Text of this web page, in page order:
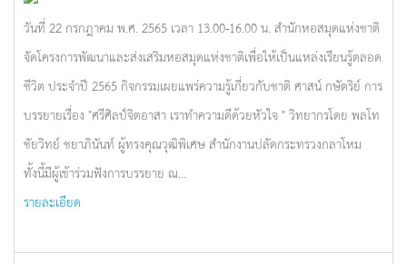
วันที่ 22 กรกฎาคม พ.ศ. 2565 เวลา 13.00-16.00 น. สำนักหอสมุดแห่งชาติ
จัดโครงการพัฒนาและส่งเสริมหอสมุดแห่งชาติเพื่อให้เป็นแหล่งเรียนรู้ตลอด
ชีวิต ประจำปี 2565 กิจกรรมเผยแพร่ความรู้เกี่ยวกับชาติ ศาสน์ กษัตริย์ การ
บรรยายเรื่อง "ศรีศิลป์จิตอาสา เราทำความดีด้วยหัวใจ " วิทยากรโดย พลโท
ชัยวิทย์ ชยาภินันท์ ผู้ทรงคุณวุฒิพิเศษ สำนักงานปลัดกระทรวงกลาโหม
ทั้งนี้มีผู้เข้าร่วมฟังการบรรยาย ณ...
รายละเอียด